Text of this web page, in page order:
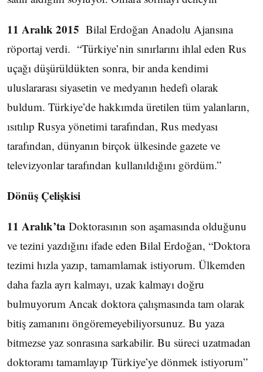
11 Aralık 2015 Bilal Erdoğan Anadolu Ajansına
röportaj verdi. “Türkiye’nin sınırlarını ihlal eden Rus
uçağı düşürüldükten sonra, bir anda kendimi
uluslararası siyasetin ve medyanın hedefi olarak
buldum. Türkiye’de hakkımda üretilen tüm yalanların,
ısıtılıp Rusya yönetimi tarafından, Rus medyası
tarafından, dünyanın birçok ülkesinde gazete ve
televizyonlar tarafından kullanıldığını gördüm.”
Dönüş Çelişkisi
11 Aralık’ta Doktorasının son aşamasında olduğunu
ve tezini yazdığını ifade eden Bilal Erdoğan, “Doktora
tezimi hızla yazıp, tamamlamak istiyorum. Ülkemden
daha fazla ayrı kalmayı, uzak kalmayı doğru
bulmuyorum Ancak doktora çalışmasında tam olarak
bitiş zamanını öngöremeyebiliyorsunuz. Bu yaza
bitmezse yaz sonrasına sarkabilir. Bu süreci uzatmadan
doktoramı tamamlayıp Türkiye’ye dönmek istiyorum”